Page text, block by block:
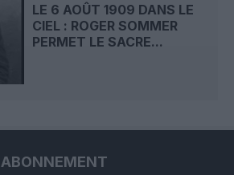
LE 6 AOÛT 1909 DANS LE
CIEL : ROGER SOMMER
PERMET LE SACRE...
ABONNEMENT